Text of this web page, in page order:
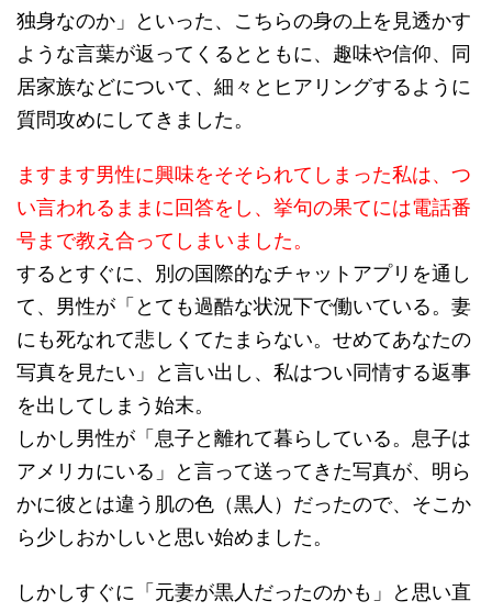
独身なのか」といった、こちらの身の上を見透かす
ような言葉が返ってくるとともに、趣味や信仰、同
居家族などについて、細々とヒアリングするように
質問攻めにしてきました。
ますます男性に興味をそそられてしまった私は、つ
い言われるままに回答をし、挙句の果てには電話番
号まで教え合ってしまいました。
するとすぐに、別の国際的なチャットアプリを通し
て、男性が「とても過酷な状況下で働いている。妻
にも死なれて悲しくてたまらない。せめてあなたの
写真を見たい」と言い出し、私はつい同情する返事
を出してしまう始末。
しかし男性が「息子と離れて暮らしている。息子は
アメリカにいる」と言って送ってきた写真が、明ら
かに彼とは違う肌の色（黒人）だったので、そこか
ら少しおかしいと思い始めました。
しかしすぐに「元妻が黒人だったのかも」と思い直